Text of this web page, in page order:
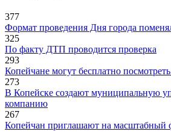
377
Формат проведения Дня города
325
По факту ДТП проводится проверка
293
Копейчане могут бесплатно
273
В Копейске создают муниципальную
компанию
267
Копейчан приглашают на масштабный